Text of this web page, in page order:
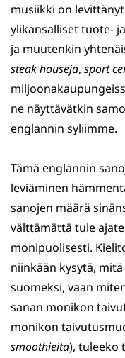
musiikki on
ylikansalliset tuote-
ja muutenkin
steak houseja, sport
ne näyttävätkin
englannin syliimme.
Tämä englannin
leviäminen
sanojen määrä
välttämättä tule
monipuolisesti.
niinkään kysytä,
suomeksi, vaan
sanan monikon
monikon
smoothieita), tuleeko